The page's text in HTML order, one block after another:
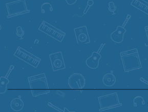
احسان دریادل
احسان علیانی
احسان کمری
احمد اسلامی